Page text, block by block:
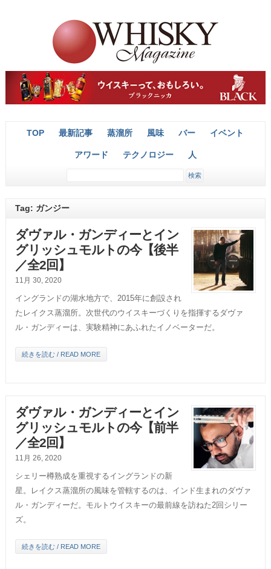
TOP 最新記事 蒸溜所 風味 バー イベント
アワード テクノロジー 人
Tag: ガンジー
ダヴァル・ガンディーとイン
グリッシュモルトの今【後半
／全2回】
11月 30, 2020
イングランドの湖水地方で、2015年に創設され
たレイクス蒸溜所。次世代のウイスキーづくりを指揮するダヴァ
ル・ガンディーは、実験精神にあふれたイノベーターだ。
続きを読む / READ MORE
ダヴァル・ガンディーとイン
グリッシュモルトの今【前半
／全2回】
11月 26, 2020
シェリー樽熟成を重視するイングランドの新
星。レイクス蒸溜所の風味を管轄するのは、インド生まれのダヴァ
ル・ガンディーだ。モルトウイスキーの最前線を訪ねた2回シリー
ズ。
続きを読む / READ MORE